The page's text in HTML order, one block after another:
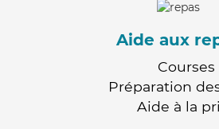
Aide aux
Courses
Préparation
Aide à la